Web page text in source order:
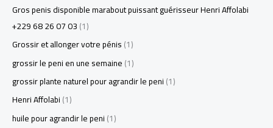
Gros penis disponible marabout puissant guérisseur Henri Affolabi
+229 68 26 07 03(1)
Grossir et allonger votre pénis(1)
grossir le peni en une semaine(1)
grossir plante naturel pour agrandir le peni(1)
Henri Affolabi(1)
huile pour agrandir le peni(1)